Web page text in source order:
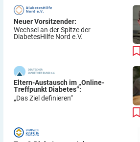
Neuer Vorsitzender:
Wechsel an der Spitze der
DiabetesHilfe Nord e.V.
Eltern-Austausch im „Online-
Treffpunkt Diabetes“:
„Das Ziel definieren“